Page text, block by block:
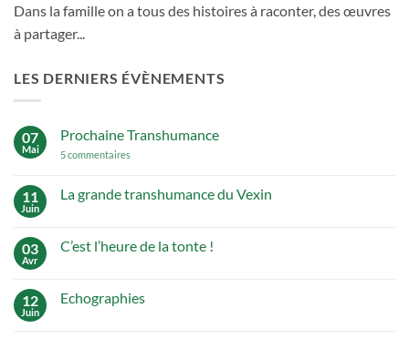
Dans la famille on a tous des histoires à raconter, des œuvres
à partager...
LES DERNIERS ÉVÈNEMENTS
07
Mai
Prochaine Transhumance
5 commentaires
11
Juin
La grande transhumance du Vexin
La
Vexin
03
Avr
C’est l’heure de la tonte !
C’est
12
Juin
Echographies